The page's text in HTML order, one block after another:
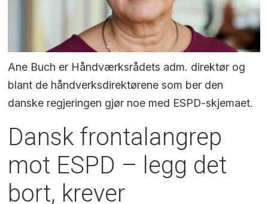
Ane Buch er Håndværksrådets adm. direktør og
blant de håndverksdirektørene som ber den
danske regjeringen gjør noe med ESPD-skjemaet.
Dansk frontalangrep
mot ESPD – legg det
bort, krever